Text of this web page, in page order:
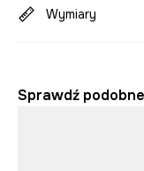
Wymiary
Sprawdź